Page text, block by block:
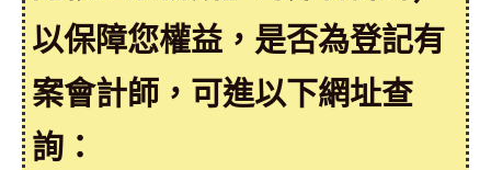
以保障您權益，是否為登記有
案會計師，可進以下網址查
詢：